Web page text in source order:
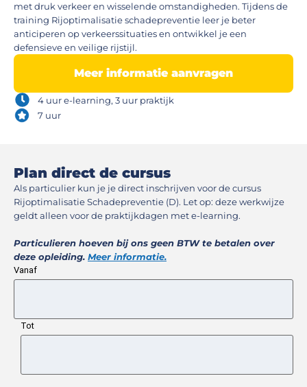
met druk verkeer en wisselende omstandigheden. Tijdens de
training Rijoptimalisatie schadepreventie leer je beter
anticiperen op verkeerssituaties en ontwikkel je een
defensieve en veilige rijstijl.
Meer informatie aanvragen
4 uur e-learning, 3 uur praktijk
7 uur
Plan direct de cursus​
Als particulier kun je je direct inschrijven voor de cursus
Rijoptimalisatie Schadepreventie (D). Let op: deze werkwijze
geldt alleen voor de praktijkdagen met e-learning.
Particulieren hoeven bij ons geen BTW te betalen over
deze opleiding. Meer informatie.
Vanaf
Tot